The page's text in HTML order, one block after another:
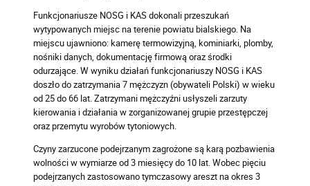
Funkcjonariusze NOSG i KAS dokonali przeszukań
wytypowanych miejsc na terenie powiatu bialskiego. Na
miejscu ujawniono: kamerę termowizyjną, kominiarki, plomby,
nośniki danych, dokumentację firmową oraz środki
odurzające. W wyniku działań funkcjonariuszy NOSG i KAS
doszło do zatrzymania 7 mężczyzn (obywateli Polski) w wieku
od 25 do 66 lat. Zatrzymani mężczyźni usłyszeli zarzuty
kierowania i działania w zorganizowanej grupie przestępczej
oraz przemytu wyrobów tytoniowych.
Czyny zarzucone podejrzanym zagrożone są karą pozbawienia
wolności w wymiarze od 3 miesięcy do 10 lat. Wobec pięciu
podejrzanych zastosowano tymczasowy areszt na okres 3